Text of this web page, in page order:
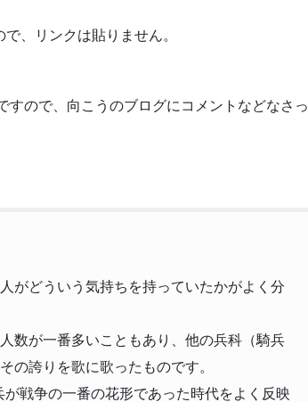
、リンクは貼りません。
ので、向こうのブログにコメントなどなさっ
がどういう気持ちを持っていたかがよく分
数が一番多いこともあり、他の兵科（騎兵
の誇りを歌に歌ったものです。
戦争の一番の花形であった時代をよく反映